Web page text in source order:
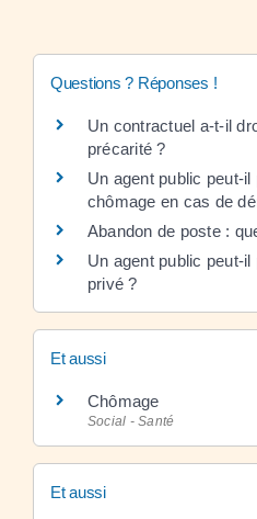
Questions ? Réponses !
Un contractuel a-t-il
précarité ?
Un agent public peut-
chômage en cas de
Abandon de poste :
Un agent public peut-
privé ?
Et aussi
Chômage
Social - Santé
Et aussi